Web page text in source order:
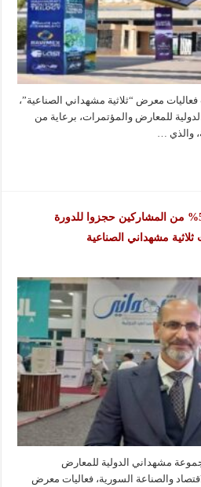
معرض “ثلاثية مشهداني الصناعية”،
للمعارض والمؤتمرات، برعاية من
والذي …
“خلف مشهداني”: أكثر من 50% من المشاركين حجزوا للدورة
ثلاثية مشهداني الصناعية
مشهداني الدولية للمعارض
والصناعة السورية، فعاليات معرض